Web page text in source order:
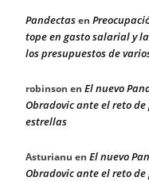
Pandectasen
tope en gasto salarial y
los presupuestos de
robinson en El nuevo
Obradovic ante el reto
estrellas
Asturianu en El nuevo
Obradovic ante el reto